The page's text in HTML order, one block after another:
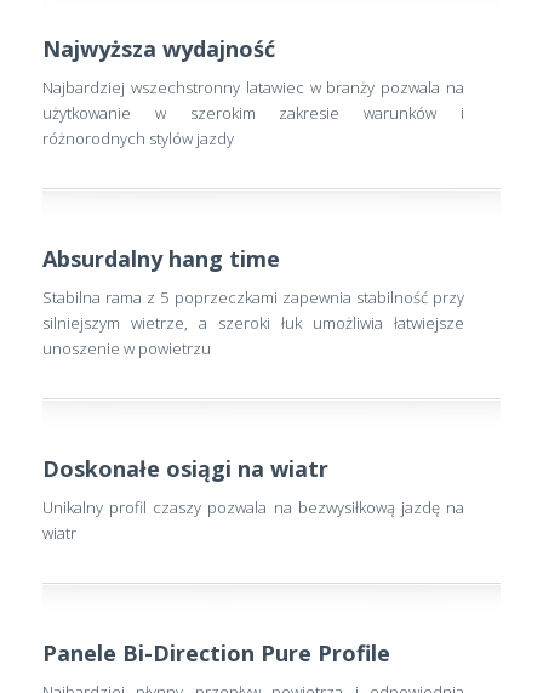
Najwyższa wydajność
Najbardziej wszechstronny latawiec w branży pozwala na
użytkowanie w szerokim zakresie warunków i
różnorodnych stylów jazdy
Absurdalny hang time
Stabilna rama z 5 poprzeczkami zapewnia stabilność przy
silniejszym wietrze, a szeroki łuk umożliwia łatwiejsze
unoszenie w powietrzu
Doskonałe osiągi na wiatr
Unikalny profil czaszy pozwala na bezwysiłkową jazdę na
wiatr
Panele Bi-Direction Pure Profile